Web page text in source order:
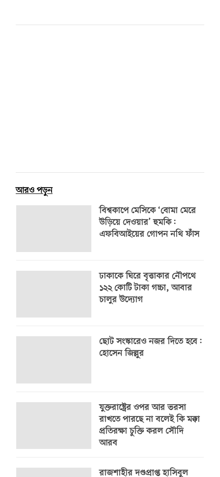
আরও পড়ুন
বিশ্বকাপে মেসিকে ‘বোমা মেরে
উড়িয়ে দেওয়ার’ হুমকি:
এফবিআইয়ের গোপন নথি ফাঁস
ঢাকাকে ঘিরে বৃত্তাকার নৌপথে
১২২ কোটি টাকা গচ্চা, আবার
চালুর উদ্যোগ
ছোট সংস্কারেও নজর দিতে হবে:
হোসেন জিল্লুর
যুক্তরাষ্ট্রের ওপর আর ভরসা
রাখতে পারছে না বলেই কি মক্কা
প্রতিরক্ষা চুক্তি করল সৌদি
আরব
রাজশাহীর দণ্ডপ্রাপ্ত হাসিবুল